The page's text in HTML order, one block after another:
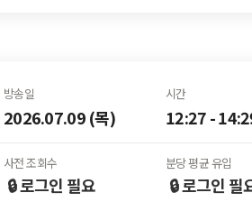
방송일
2026.07.09 (목)
시간
12:27 -
사전 조회수
🔒 로그인 필요
분당 평균 유입
🔒 로그인 필